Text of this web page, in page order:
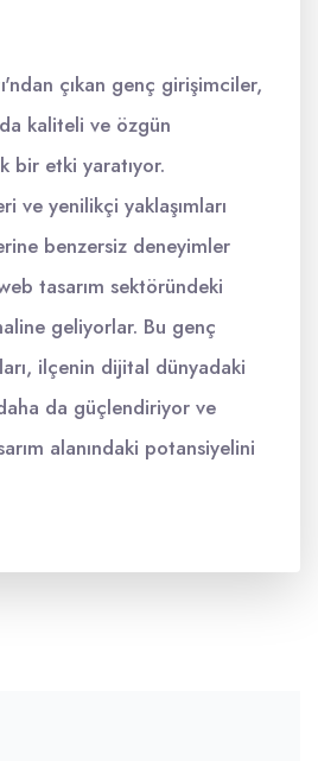
çıkan genç girişimciler,
kaliteli ve özgün
bir etki yaratıyor.
ve yenilikçi yaklaşımları
benzersiz deneyimler
tasarım sektöründeki
geliyorlar. Bu genç
ilçenin dijital dünyadaki
da güçlendiriyor ve
alanındaki potansiyelini